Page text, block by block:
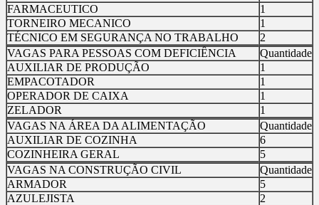
FARMACEUTICO
1
TORNEIRO MECANICO
1
TÉCNICO EM SEGURANÇA NO TRABALHO
2
VAGAS PARA PESSOAS COM DEFICIÊNCIA
Quantidade
AUXILIAR DE PRODUÇÃO
1
EMPACOTADOR
1
OPERADOR DE CAIXA
1
ZELADOR
1
VAGAS NA ÁREA DA ALIMENTAÇÃO
Quantidade
AUXILIAR DE COZINHA
6
COZINHEIRA GERAL
5
VAGAS NA CONSTRUÇÃO CIVIL
Quantidade
ARMADOR
5
AZULEJISTA
2